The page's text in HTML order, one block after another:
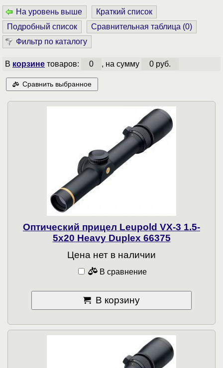
На уровень выше
Краткий список
Подробный список
Сравнительная таблица (0)
Фильтр по каталогу
В корзинетоваров: 0 , на сумму 0 руб.
Сравнить выбранное
Оптический прицел Leupold VX-3 1.5-
5x20 Heavy Duplex 66375
Цена нет в наличии
В сравнение
В корзину